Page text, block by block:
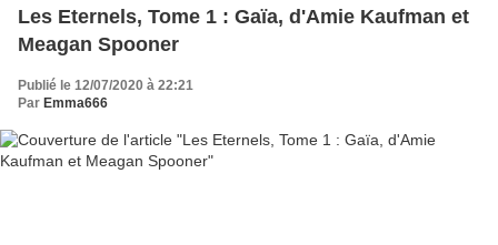
Les Eternels, Tome 1 : Gaïa, d'Amie Kaufman et
Meagan Spooner
Publié le 12/07/2020 à 22:21
Par Emma666